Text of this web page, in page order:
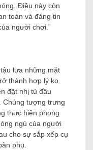
Điều này còn
toàn và đáng tin
người chơi.”
lựa những mặt
thành hợp lý ko
đặt nhị tủ đầu
Chúng tượng trưng
thực hiện phong
ngủ của người
cho sự sắp xếp cụ
phụ.